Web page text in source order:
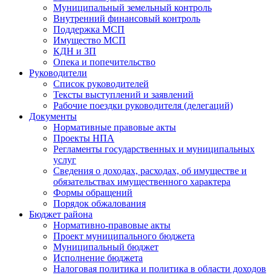
Муниципальный земельный контроль
Внутренний финансовый контроль
Поддержка МСП
Имущество МСП
КДН и ЗП
Опека и попечительство
Руководители
Список руководителей
Тексты выступлений и заявлений
Рабочие поездки руководителя (делегаций)
Документы
Нормативные правовые акты
Проекты НПА
Регламенты государственных и муниципальных
услуг
Сведения о доходах, расходах, об имуществе и
обязательствах имущественного характера
Формы обращений
Порядок обжалования
Бюджет района
Нормативно-правовые акты
Проект муниципального бюджета
Муниципальный бюджет
Исполнение бюджета
Налоговая политика и политика в области доходов